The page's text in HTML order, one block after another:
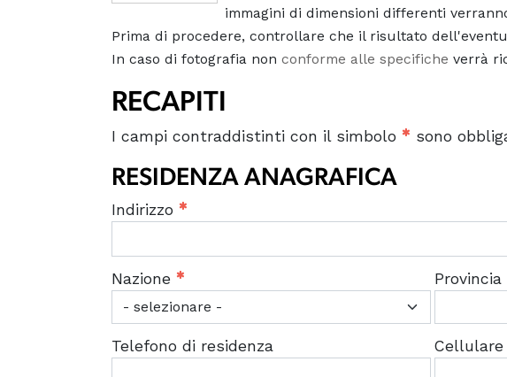
immagini di dimensioni differenti
Prima di procedere, controllare che il risultato
In caso di fotografia non conforme alle specifiche verrà
RECAPITI
I campi contraddistinti con il simbolo sono
RESIDENZA ANAGRAFICA
Indirizzo
Nazione Provincia
Telefono di residenza
Cellulare